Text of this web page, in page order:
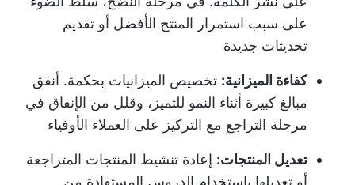
على سبب استمرار المنتج الأفضل أو تقديم
تحديثات جديدة
كفاءة الميزانية: تخصيص الميزانيات بحكمة. أنفق
مبالغ كبيرة أثناء النمو للتميز، وقلل من الإنفاق في
مرحلة التراجع مع التركيز على العملاء الأوفياء
تعديل المنتجات: إعادة تنشيط المنتجات المتراجعة
أو تعديلها باستخدام الدروس المستفادة من